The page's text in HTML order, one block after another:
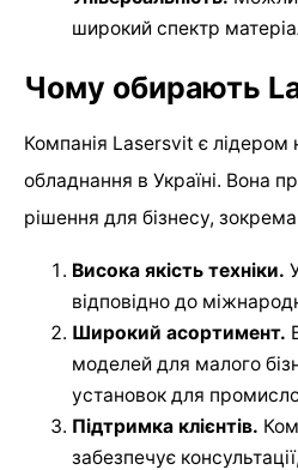
широкий спектр
Чому обирають
Компанія Lasersvit є лідером
обладнання в Україні. Вона
рішення для бізнесу,
Висока якість техніки.
відповідно до
Широкий асортимент.
моделей для малого
установок для
Підтримка клієнтів.
забезпечує